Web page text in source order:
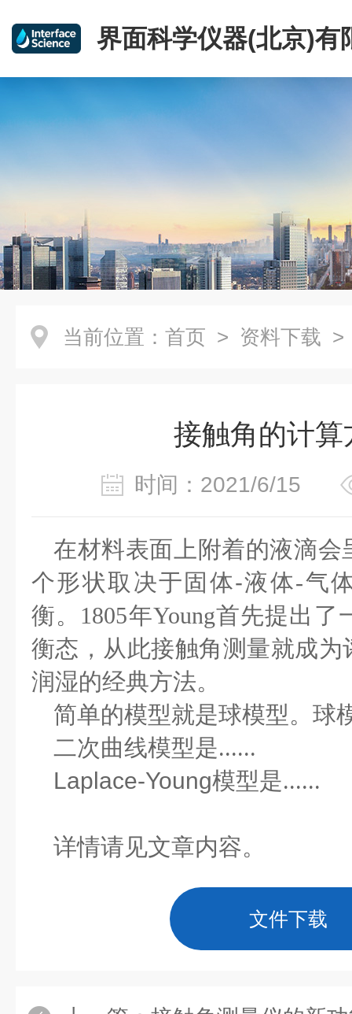
界面科学仪器(北京)有
当前位置： 首页 > 资料下载 >
接触角的计算
时间：2021/6/15
在材料表面上附着的液滴会
个形状取决于固体-液体-气
衡。 1805年Young首先提出了
衡态，从此接触角测量就成
润湿的经典方法。
简单的模型就是球模型。球
二次曲线模型是......
Laplace-Young模型是......
详情请见文章内容。
文件下载